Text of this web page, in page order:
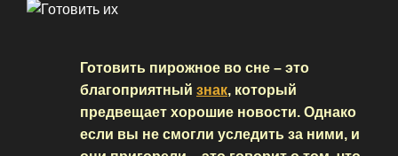
Готовить пирожное во сне – это
благоприятный знак, который
предвещает хорошие новости. Однако
если вы не смогли уследить за ними, и